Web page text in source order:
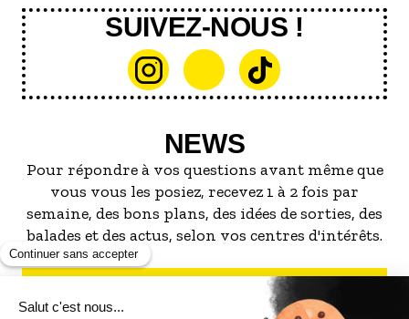
SUIVEZ-NOUS !
NEWS
Pour répondre à vos questions avant même que
vous vous les posiez, recevez 1 à 2 fois par
semaine, des bons plans, des idées de sorties, des
balades et des actus, selon vos centres d'intérêts.
S'INSCRIRE À LA NEWSLETTER